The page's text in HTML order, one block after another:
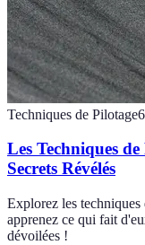
Techniques de Pilotage6
Les Techniques
Secrets Révélés
Explorez les techniques
apprenez ce qui fait
dévoilées !